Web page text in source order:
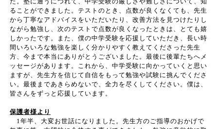
ることができました。テストのとき、点数が良くなくても、先生
から丁寧なアドバイスをいただいたり、改善方法を見つけたりし
ながら勉強し、次のテストで点数が良くなったときは、とても嬉
しかったです。また、僕の中学受験を応援していただき、長い時
間いろいろな勉強を楽しく分かりやすく教えてくださった先生
方、今まで本当にありがとうございました。最後に後輩たちへメ
ッセージがあります。これから、中学受験に向かっていくと思い
ますが、先生方を信じて自信をもって勉強や試験に挑んでくださ
い。最後まであきらめないで、全力を尽くしてください。僕は、
皆さんをずっと応援しています。
保護者様より
1年半、大変お世話になりました。先生方のご指導のおかげで